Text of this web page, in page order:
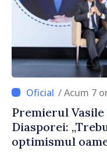
/ Acum 7
Premierul
Diasporei:
optimismul